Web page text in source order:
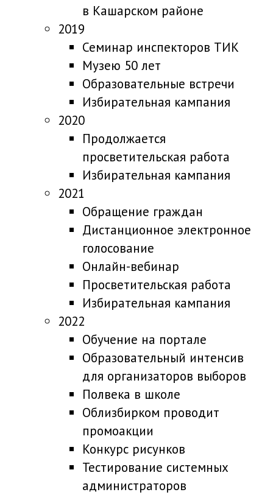
в Кашарском районе
2019
Семинар инспекторов ТИК
Музею 50 лет
Образовательные встречи
Избирательная кампания
2020
Продолжается
просветительская работа
Избирательная кампания
2021
Обращение граждан
Дистанционное электронное
голосование
Онлайн-вебинар
Просветительская работа
Избирательная кампания
2022
Обучение на портале
Образовательный интенсив
для организаторов выборов
Полвека в школе
Облизбирком проводит
промоакции
Конкурс рисунков
Тестирование системных
администраторов